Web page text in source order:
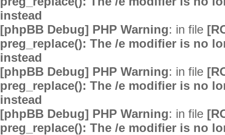
instead
[phpBB Debug] PHP Warning: in file
preg_replace(): The /e modifier is no
instead
[phpBB Debug] PHP Warning: in file
preg_replace(): The /e modifier is no
instead
[phpBB Debug] PHP Warning: in file
preg_replace(): The /e modifier is no